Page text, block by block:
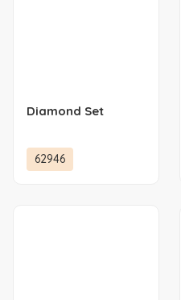
Diamond Set
62946